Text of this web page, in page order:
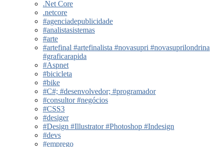
.Net Core
.netcore
#agenciadepublicidade
#analistasistemas
#arte
#artefinal #artefinalista #novasupri #novasuprilondrina
#graficarapida
#Aspnet
#bicicleta
#bike
#C#; #desenvolvedor; #programador
#consultor #negócios
#CSS3
#desiger
#Design #Illustrator #Photoshop #Indesign
#devs
#emprego